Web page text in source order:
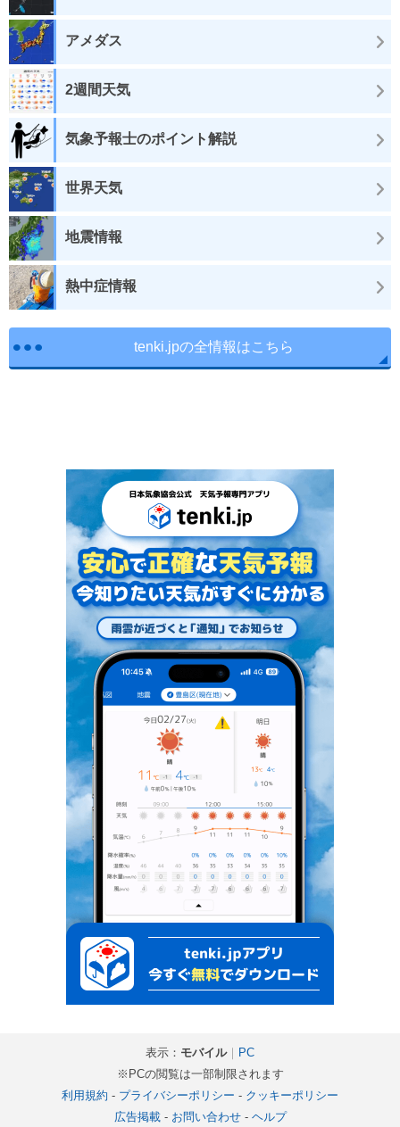
アメダス
2週間天気
気象予報士のポイント解説
世界天気
地震情報
熱中症情報
tenki.jpの全情報はこちら
表示： モバイル｜ PC
※PCの閲覧は一部制限されます
利用規約 - プライバシーポリシー - クッキーポリシー
広告掲載- お問い合わせ- ヘルプ